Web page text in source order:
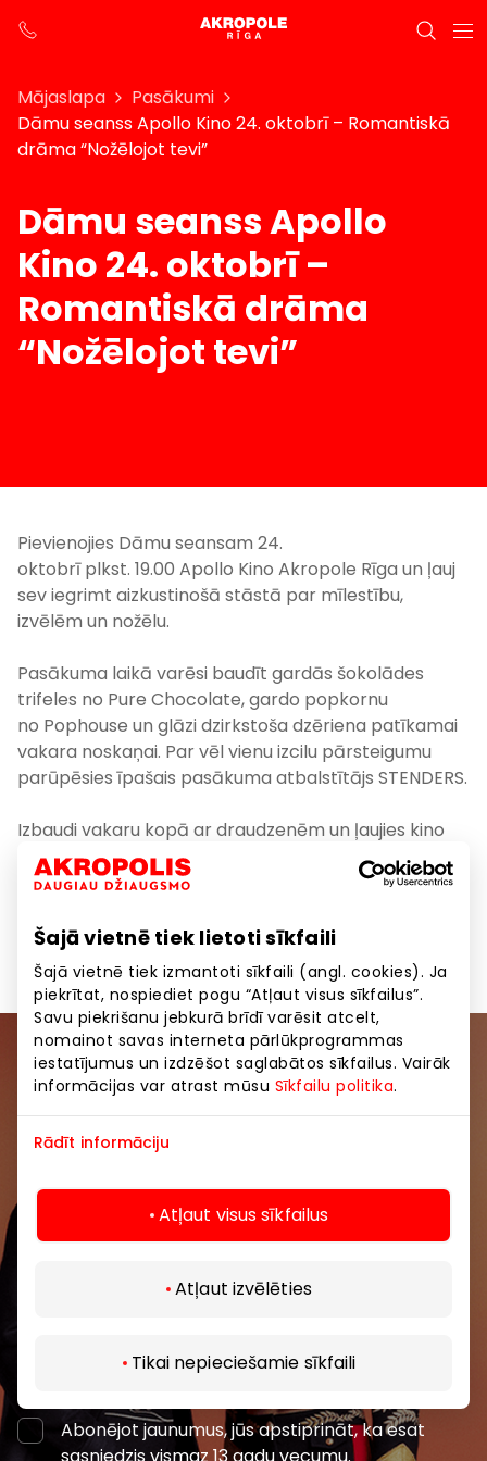
Šajā vietnē tiek lietoti sīkfaili
Šajā vietnē tiek izmantoti sīkfaili (angl. cookies). Ja
piekrītat, nospiediet pogu “Atļaut visus sīkfailus”.
Savu piekrišanu jebkurā brīdī varēsit atcelt,
nomainot savas interneta pārlūkprogrammas
iestatījumus un izdzēšot saglabātos sīkfailus. Vairāk
informācijas var atrast mūsu Sīkfailu politika.
Rādīt informāciju
Atļaut visus sīkfailus
Atļaut izvēlēties
Tikai nepieciešamie sīkfaili
Mājaslapa
Pasākumi
Dāmu seanss Apollo Kino 24. oktobrī – Romantiskā
drāma “Nožēlojot tevi”
Dāmu seanss Apollo
Kino 24. oktobrī –
Romantiskā drāma
“Nožēlojot tevi”
Pievienojies Dāmu seansam 24.
oktobrī plkst. 19.00 Apollo Kino Akropole Rīga un ļauj
sev iegrimt aizkustinošā stāstā par mīlestību,
izvēlēm un nožēlu.
Pasākuma laikā varēsi baudīt gardās šokolādes
trifeles no Pure Chocolate, gardo popkornu
no Pophouse un glāzi dzirkstoša dzēriena patīkamai
vakara noskaņai. Par vēl vienu izcilu pārsteigumu
parūpēsies īpašais pasākuma atbalstītājs STENDERS.
Izbaudi vakaru kopā ar draudzenēm un ļaujies kino
emocijām!
Share it: Facebook LinkedIn
Pievienojieties mūsu kopienai
Uzzini pirmais par labākajiem piedāvājumiem,
pasākumiem un jaunāko informāciju iepirkšanās un
Abonēt
Abonējot jaunumus, jūs apstiprināt, ka esat